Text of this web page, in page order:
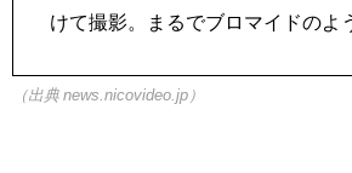
けて撮影。まるでブロマイドのよ
（出典 news.nicovideo.jp）